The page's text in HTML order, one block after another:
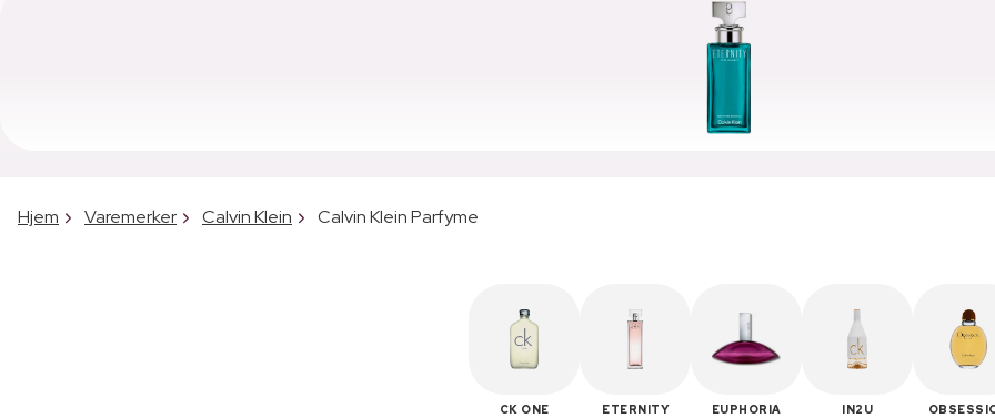
Hjem Varemerker Calvin Klein Calvin Klein Parfyme
CK ONE ETERNITY EUPHORIA IN2U